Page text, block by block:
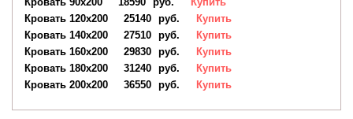
Кровать 120х200
25140 руб.
Купить
Кровать 140х200
27510 руб.
Купить
Кровать 160х200
29830 руб.
Купить
Кровать 180х200
31240 руб.
Купить
Кровать 200х200
36550 руб. Купить